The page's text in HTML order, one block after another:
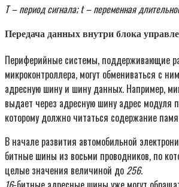
T – период сигнала; t – переменная
Передача данных внутри блока
Периферийные системы, поддерживающие
микроконтроллера, могут обмениваться с
адресную шину и шину данных. Например,
выдает через адресную шину адрес модуля
которому должно читаться содержание
В начале развития автомобильной
битные шины из восьми проводников, по
целые значения величиной до 256.